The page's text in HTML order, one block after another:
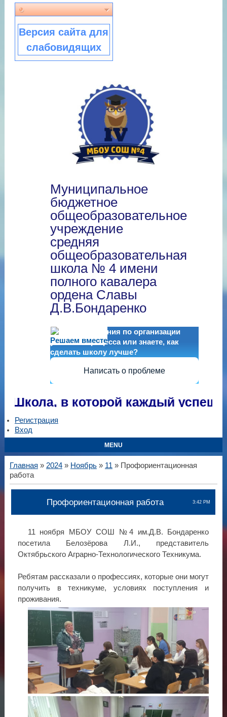
Версия сайта для
слабовидящих
Муниципальное
бюджетное
общеобразовательное
учреждение
средняя
общеобразовательная
школа № 4 имени
полного кавалера
ордена Славы
Д.В.Бондаренко
Решаем вместе
Есть предложения по организации
учебного процесса или знаете, как
сделать школу лучше?
Написать о проблеме
в которой каждый успешен!
Регистрация
Вход
MENU
Главная » 2024 » Ноябрь » 11 » Профориентационная
работа
3:42 PM
Профориентационная работа
11 ноября МБОУ СОШ №4 им.Д.В. Бондаренко
посетила Белозёрова Л.И., представитель
Октябрьского Аграрно-Технологического Техникума.
Ребятам рассказали о профессиях, которые они могут
получить в техникуме, условиях поступления и
проживания.